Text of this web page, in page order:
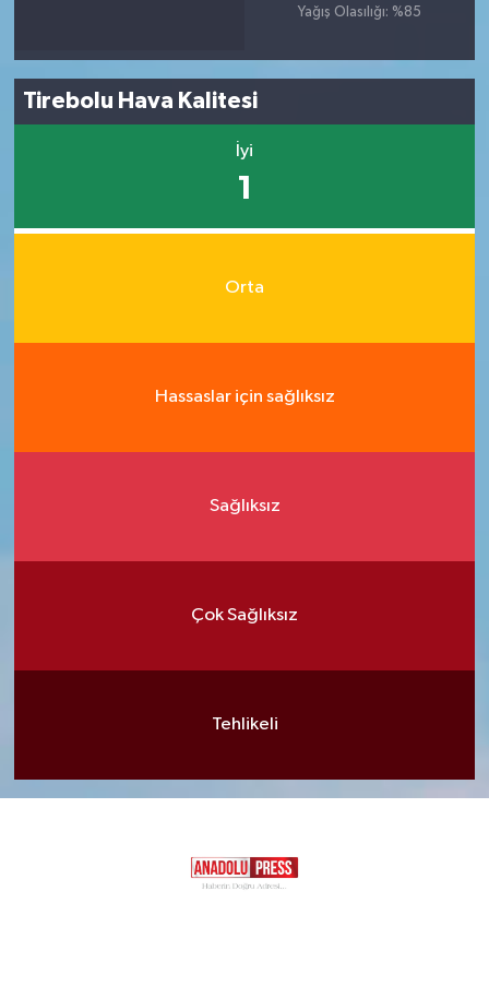
Yağış Olasılığı: %85
Tirebolu Hava Kalitesi
İyi
1
Orta
Hassaslar için sağlıksız
Sağlıksız
Çok Sağlıksız
Tehlikeli